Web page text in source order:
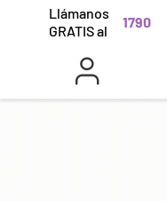
Llámanos
GRATIS al
1790